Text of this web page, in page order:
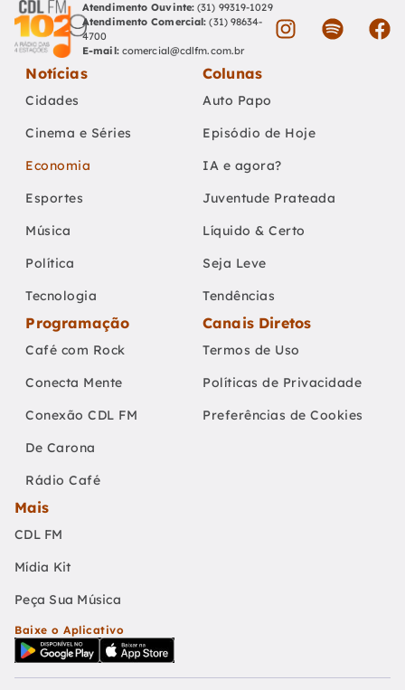
Atendimento Ouvinte: (31) 99319-1029
Atendimento Comercial: (31) 98634-
4700
E-mail: comercial@cdlfm.com.br
Notícias
Cidades
Cinema e Séries
Economia
Esportes
Música
Política
Tecnologia
Colunas
Auto Papo
Episódio de Hoje
IA e agora?
Juventude Prateada
Líquido & Certo
Seja Leve
Tendências
Programação
Café com Rock
Conecta Mente
Conexão CDL FM
De Carona
Rádio Café
Canais Diretos
Termos de Uso
Políticas de Privacidade
Preferências de Cookies
Mais
CDL FM
Mídia Kit
Peça Sua Música
Baixe o Aplicativo